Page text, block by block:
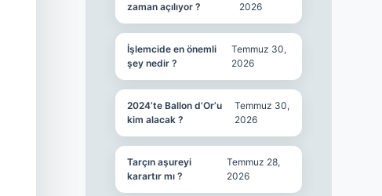
zaman açılıyor ?
2026
İşlemcide en önemli
şey nedir ?
Temmuz 30,
2026
2024’te Ballon d’Or’u
kim alacak ?
Temmuz 30,
2026
Tarçın aşureyi
karartır mı ?
Temmuz 28,
2026